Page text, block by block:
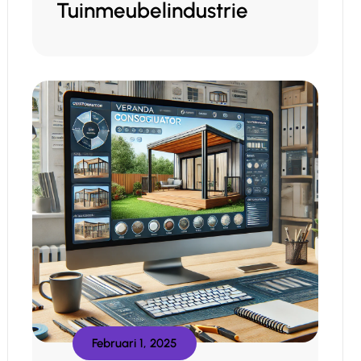
Tuinmeubelindustrie
Februari 1, 2025